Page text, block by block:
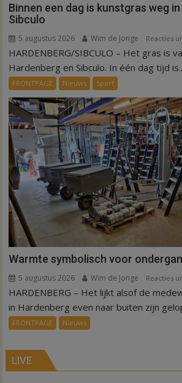
Binnen een dag is kunstgras weg
Sibculo
5 augustus 2026 Wim de Jonge Reacties
HARDENBERG/SIBCULO – Het gras is
Hardenberg en Sibculo. In één dag tijd
FRONTPAGE Nieuws Sport
Warmte symbolisch voor
5 augustus 2026 Wim de Jonge Reacties
HARDENBERG – Het lijkt alsof de
in Hardenberg even naar buiten zijn
FRONTPAGE Nieuws
LIVE